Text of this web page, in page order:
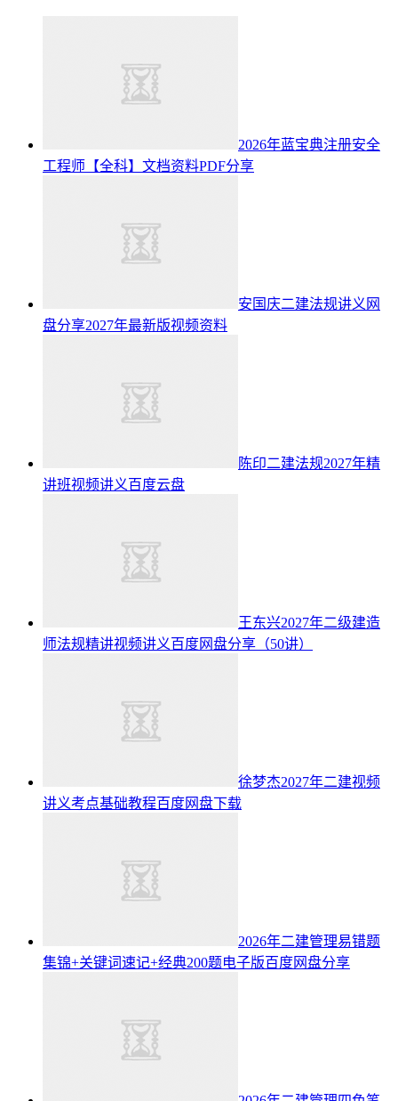
2026年蓝宝典注册安全
工程师【全科】文档资料PDF分享
安国庆二建法规讲义网
盘分享2027年最新版视频资料
陈印二建法规2027年精
讲班视频讲义百度云盘
王东兴2027年二级建造
师法规精讲视频讲义百度网盘分享（50讲）
徐梦杰2027年二建视频
讲义考点基础教程百度网盘下载
2026年二建管理易错题
集锦+关键词速记+经典200题电子版百度网盘分享